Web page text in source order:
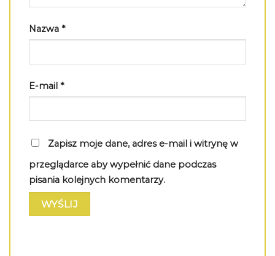
Nazwa *
E-mail *
Zapisz moje dane, adres e-mail i witrynę w
przeglądarce aby wypełnić dane podczas
pisania kolejnych komentarzy.